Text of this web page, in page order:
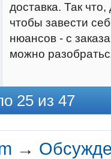
доставка. Так
чтобы завести
нюансов - с
можно
25 из 47
→